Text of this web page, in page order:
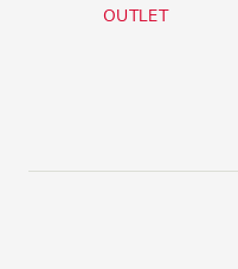
OUTLET